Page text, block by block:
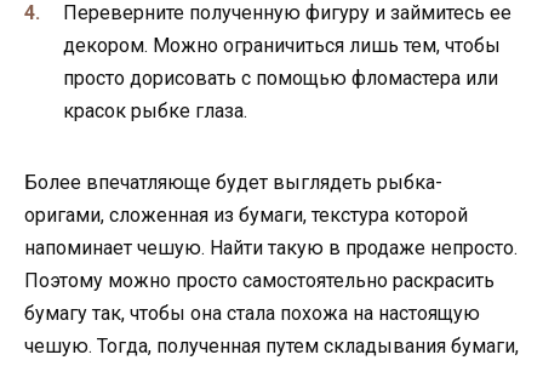
Переверните полученную фигуру и займитесь ее
декором. Можно ограничиться лишь тем, чтобы
просто дорисовать с помощью фломастера или
красок рыбке глаза.
Более впечатляюще будет выглядеть рыбка-
оригами, сложенная из бумаги, текстура которой
напоминает чешую. Найти такую в продаже непросто.
Поэтому можно просто самостоятельно раскрасить
бумагу так, чтобы она стала похожа на настоящую
чешую. Тогда, полученная путем складывания бумаги,